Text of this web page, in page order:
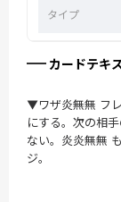
タイプ
カードテキ
▼ワザ炎無無 フ
にする。次の相
ない。炎炎無無
ジ。